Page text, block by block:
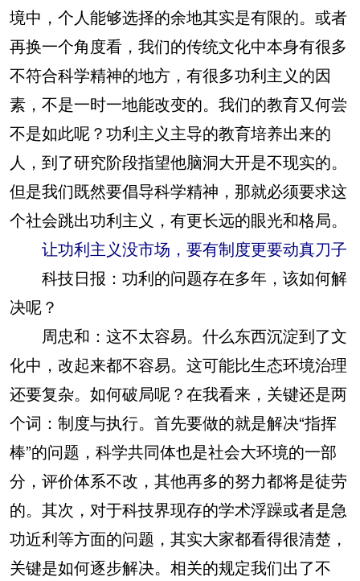
境中，个人能够选择的余地其实是有限的。或者
再换一个角度看，我们的传统文化中本身有很多
不符合科学精神的地方，有很多功利主义的因
素，不是一时一地能改变的。我们的教育又何尝
不是如此呢？功利主义主导的教育培养出来的
人，到了研究阶段指望他脑洞大开是不现实的。
但是我们既然要倡导科学精神，那就必须要求这
个社会跳出功利主义，有更长远的眼光和格局。
让功利主义没市场，要有制度更要动真刀子
科技日报：功利的问题存在多年，该如何解
决呢？
周忠和：这不太容易。什么东西沉淀到了文
化中，改起来都不容易。这可能比生态环境治理
还要复杂。如何破局呢？在我看来，关键还是两
个词：制度与执行。首先要做的就是解决“指挥
棒”的问题，科学共同体也是社会大环境的一部
分，评价体系不改，其他再多的努力都将是徒劳
的。其次，对于科技界现存的学术浮躁或者是急
功近利等方面的问题，其实大家都看得很清楚，
关键是如何逐步解决。相关的规定我们出了不